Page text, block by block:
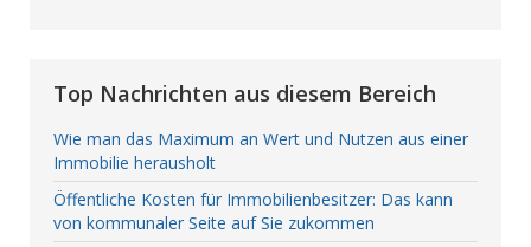
Top Nachrichten aus diesem Bereich
Wie man das Maximum an Wert und Nutzen aus einer
Immobilie herausholt
Öffentliche Kosten für Immobilienbesitzer: Das kann
von kommunaler Seite auf Sie zukommen